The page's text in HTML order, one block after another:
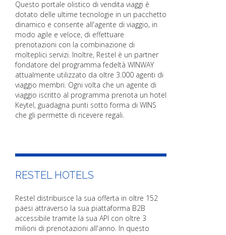
Questo portale olistico di vendita viaggi è
dotato delle ultime tecnologie in un pacchetto
dinamico e consente all'agente di viaggio, in
modo agile e veloce, di effettuare
prenotazioni con la combinazione di
molteplici servizi. Inoltre, Restel è un partner
fondatore del programma fedeltà WINWAY
attualmente utilizzato da oltre 3.000 agenti di
viaggio membri. Ogni volta che un agente di
viaggio iscritto al programma prenota un hotel
Keytel, guadagna punti sotto forma di WINS
che gli permette di ricevere regali.
RESTEL HOTELS
Restel distribuisce la sua offerta in oltre 152
paesi attraverso la sua piattaforma B2B
accessibile tramite la sua API con oltre 3
milioni di prenotazioni all'anno. In questo